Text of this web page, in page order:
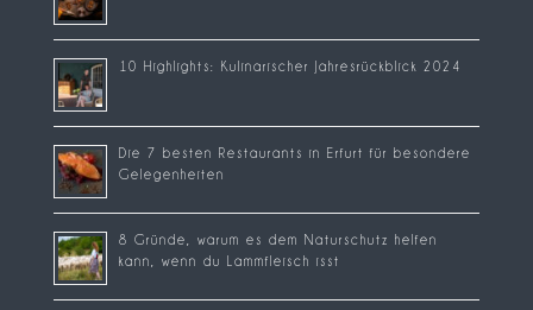
10 Highlights: Kulinarischer Jahresrückblick 2024
Die 7 besten Restaurants in Erfurt für besondere
Gelegenheiten
8 Gründe, warum es dem Naturschutz helfen
kann, wenn du Lammfleisch isst